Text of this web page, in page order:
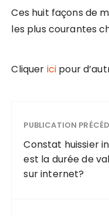
Ces huit façons de
les plus courantes
Cliquer ici pour
PUBLICATION
Constat huissier
est la durée de
sur internet?